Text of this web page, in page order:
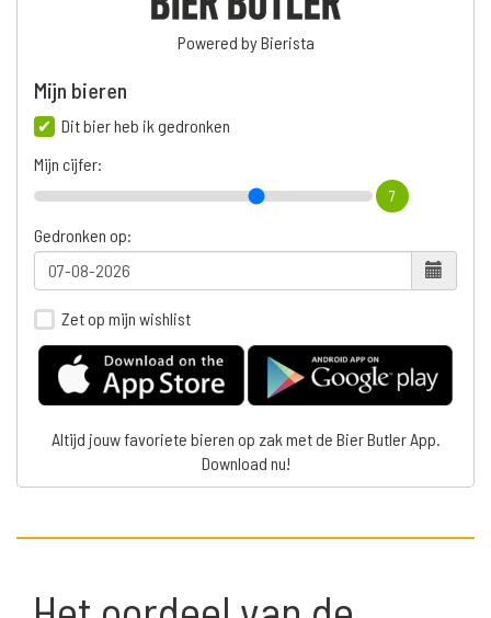
Powered by Bierista
Mijn bieren
Dit bier heb ik gedronken
Mijn cijfer:
7
Gedronken op:
Zet op mijn wishlist
Altijd jouw favoriete bieren op zak met de Bier Butler App.
Download nu!